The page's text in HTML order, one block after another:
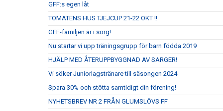
GFF:s egen låt
TOMATENS HUS TJEJCUP 21-22 OKT !!
GFF-familjen är i sorg!
Nu startar vi upp träningsgrupp för barn födda 2019
HJÄLP MED ÅTERUPPBYGGNAD AV SARGER!
Vi söker Juniorlagstränare till säsongen 2024
Spara 30% och stötta samtidigt din förening!
NYHETSBREV NR 2 FRÅN GLUMSLÖVS FF